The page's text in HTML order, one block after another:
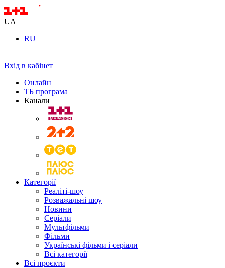
UA
RU
Вхід в кабінет
Онлайн
ТБ програма
Канали
Категорії
Реаліті-шоу
Розважальні шоу
Новини
Серіали
Мультфільми
Фільми
Українські фільми і серіали
Всі категорії
Всі проєкти